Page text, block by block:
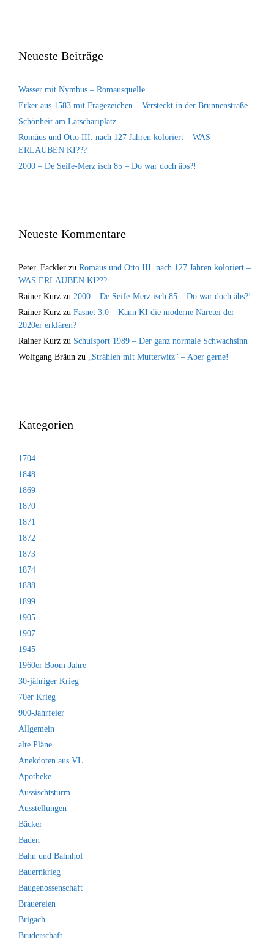
Neueste Beiträge
Wasser mit Nymbus – Romäusquelle
Erker aus 1583 mit Fragezeichen – Versteckt in der Brunnenstraße
Schönheit am Latschariplatz
Romäus und Otto III. nach 127 Jahren koloriert – WAS
ERLAUBEN KI???
2000 – De Seife-Merz isch 85 – Do war doch äbs?!
Neueste Kommentare
Peter. Fackler zu Romäus und Otto III. nach 127 Jahren koloriert –
WAS ERLAUBEN KI???
Rainer Kurz zu 2000 – De Seife-Merz isch 85 – Do war doch äbs?!
Rainer Kurz zu Fasnet 3.0 – Kann KI die moderne Naretei der
2020er erklären?
Rainer Kurz zu Schulsport 1989 – Der ganz normale Schwachsinn
Wolfgang Bräun zu „Strählen mit Mutterwitz“ – Aber gerne!
Kategorien
1704
1848
1869
1870
1871
1872
1873
1874
1888
1899
1905
1907
1945
1960er Boom-Jahre
30-jähriger Krieg
70er Krieg
900-Jahrfeier
Allgemein
alte Pläne
Anekdoten aus VL
Apotheke
Aussischtsturm
Ausstellungen
Bäcker
Baden
Bahn und Bahnhof
Bauernkrieg
Baugenossenschaft
Brauereien
Brigach
Bruderschaft